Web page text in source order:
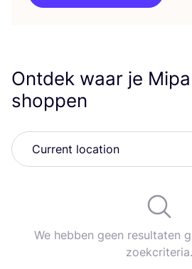
Ontdek waar je
shoppen
We hebben geen resultaten
zoekcriteria.